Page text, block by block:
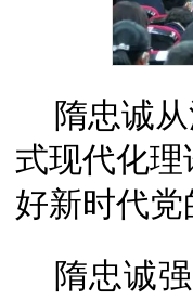
隋忠诚
式现代化
好新时代
隋忠诚